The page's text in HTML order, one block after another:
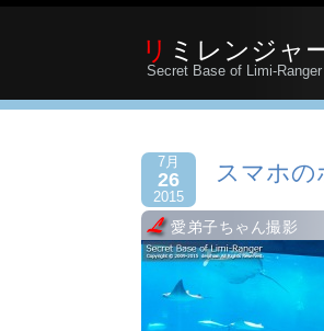
リミレンジ
Secret Base of Limi-
7月
26
2015
スマホの
愛弟子ちゃん撮影